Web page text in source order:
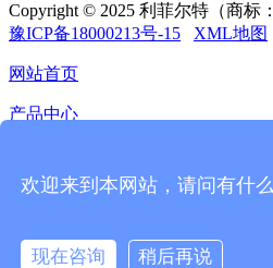
Copyright © 2025 利菲尔特（商标
豫ICP备18000213号-15
XML地图
网站首页
产品中心
新闻中心
欢迎来到本网站，请问有什
现在咨询 稍后再说